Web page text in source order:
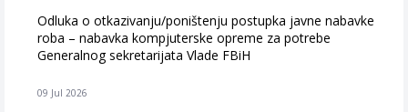
Odluka o otkazivanju/poništenju postupka javne nabavke
roba – nabavka kompjuterske opreme za potrebe
Generalnog sekretarijata Vlade FBiH
09 Jul 2026